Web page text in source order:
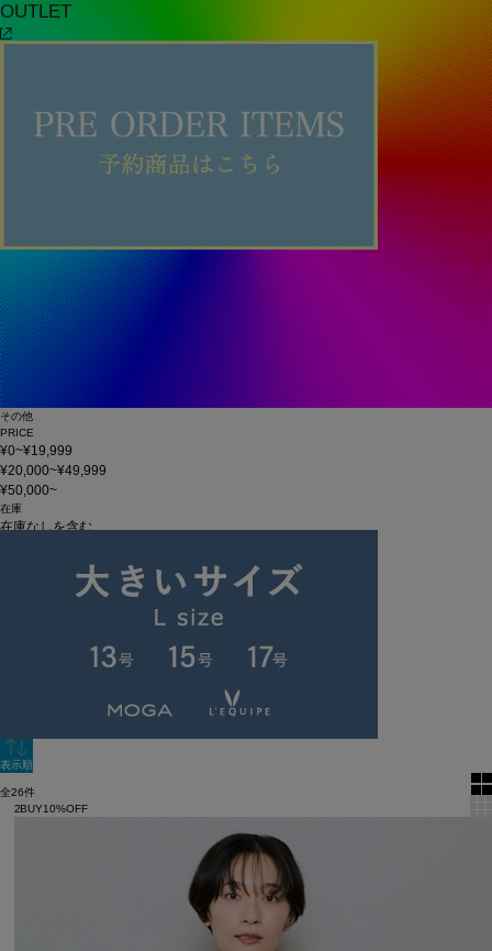
OUTLET
その他
PRICE
¥0~¥19,999
¥20,000~¥49,999
¥50,000~
在庫
在庫なしを含む
表示順
全26件
2BUY10%OFF